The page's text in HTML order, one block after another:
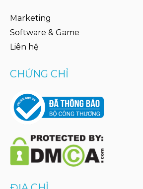
Marketing
Software & Game
Liên hệ
CHỨNG CHỈ